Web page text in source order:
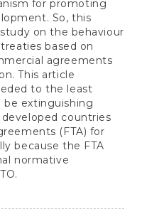
for promoting
So, this
on the behaviour
based on
agreements
This article
to the least
be extinguishing
countries
(FTA) for
because the FTA
normative